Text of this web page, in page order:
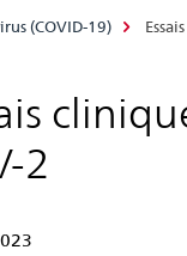
(COVID-19)
2